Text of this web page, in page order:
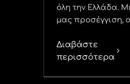
όλη την Ελλάδα.
μας προσέγγιση,
Διαβάστε
περισσότερα